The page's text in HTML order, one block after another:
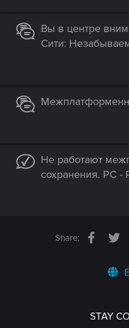
Вы в центре
Сити:
Не работают
сохранения. PC -
Share:
STAY